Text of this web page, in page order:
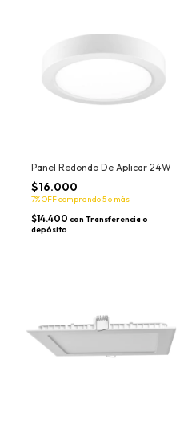
Panel Redondo De Aplicar 24W
$16.000
7% OFFcomprando 5 o más
$14.400 con Transferencia o
depósito